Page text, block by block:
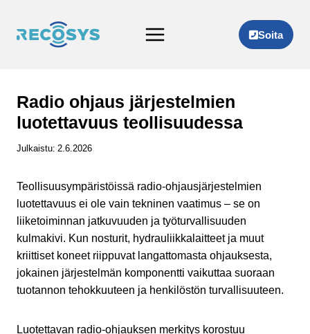
Soita
Radio ohjaus järjestelmien
luotettavuus teollisuudessa
Julkaistu: 2.6.2026
Teollisuusympäristöissä radio-ohjausjärjestelmien
luotettavuus ei ole vain tekninen vaatimus – se on
liiketoiminnan jatkuvuuden ja työturvallisuuden
kulmakivi. Kun nosturit, hydrauliikkalaitteet ja muut
kriittiset koneet riippuvat langattomasta ohjauksesta,
jokainen järjestelmän komponentti vaikuttaa suoraan
tuotannon tehokkuuteen ja henkilöstön turvallisuuteen.
Luotettavan radio-ohjauksen merkitys korostuu